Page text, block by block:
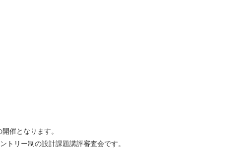
催となります。
トリー制の設計課題講評審査会です。